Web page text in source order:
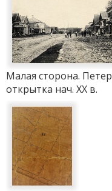
Малая сторона.
открытка нач. ХХ в.